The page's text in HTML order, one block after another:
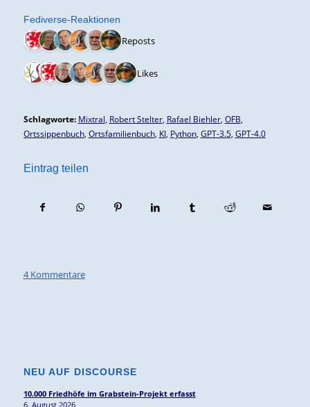
Fediverse-Reaktionen
6 Reposts
7 Likes
Schlagworte: Mixtral Robert Stelter, Rafael Biehler, OFB
Ortssippenbuch, Ortsfamilienbuch, KI, Python, GPT-3.5, GPT-4.0
Eintrag teilen
4 Kommentare
NEU AUF DISCOURSE
10.000 Friedhöfe im Grabstein-Projekt erfasst
6. August 2026